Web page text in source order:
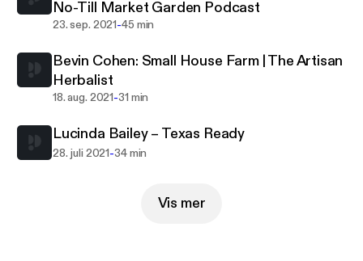
chose the road less traveled. The road to self-
reliance… for those that are living a daring
adventure. Life… off the grid.
No-Till Market Garden Podcast
23. sep. 2021-45 min
Bevin Cohen: Small House Farm | The Artisan
Herbalist
18. aug. 2021-31 min
Lucinda Bailey – Texas Ready
28. juli 2021-34 min
Vis mer